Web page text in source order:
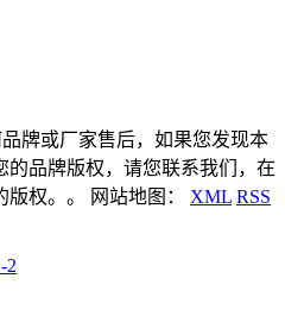
牌或厂家售后，如果您发现本
的品牌版权，请您联系我们，在
权。。 网站地图： XML RSS
2